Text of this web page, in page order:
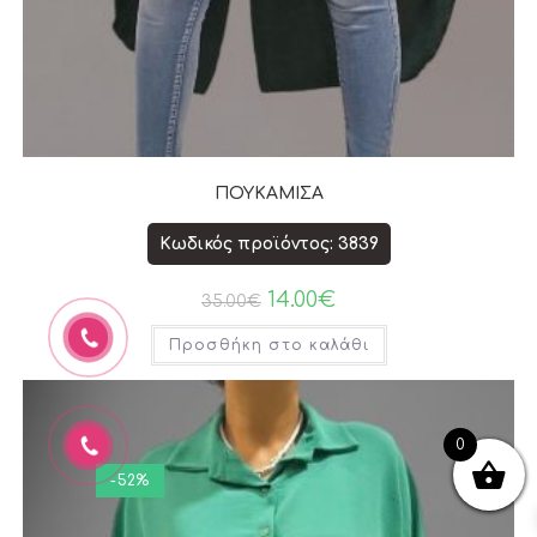
ΠΟΥΚΑΜΙΣΑ
Κωδικός προϊόντος: 3839
35.00€ 14.00€
Προσθήκη στο καλάθι
-52%
0